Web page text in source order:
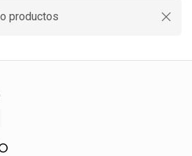
productos